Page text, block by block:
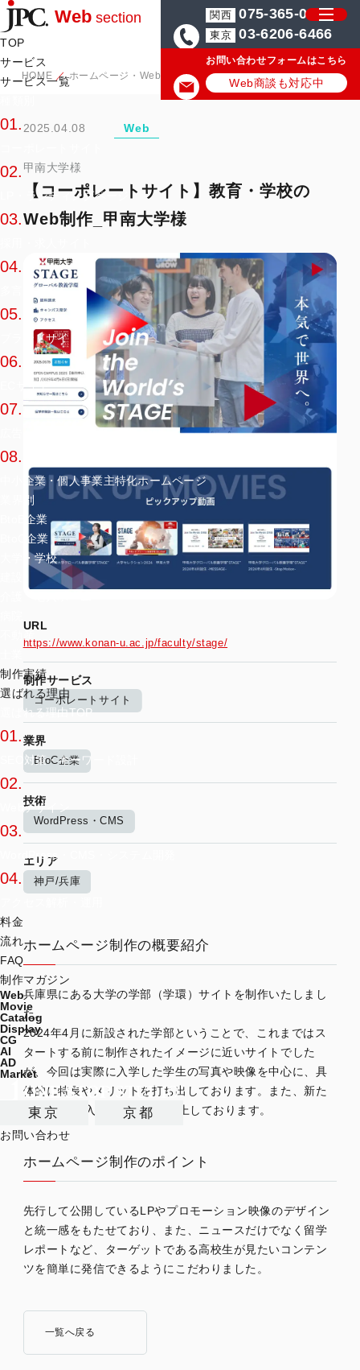
Web section
TOP
サービス
サービス一覧
01.
02.
LP・ランディングページ
03.
04.
多言語サイト
05.
ブランドサイト
06.
ECサイト
07.
08.
中小企業・個人事業主特化ホームページ
業界別
BtoB企業
BtoC企業
大学・学校
不動産
制作実績
選ばれる理由
選ばれる理由TOP
01.
SEO対策・キーワード設計
02.
Webデザイン
03.
WordPress・CMS・システム開発
04.
料金
流れ
FAQ
制作マガジン
Web
Movie
Catalog
Display
CG
AI
AD
Market
東京 京都
お問い合わせ
関西 075-365-0571
東京 03-6206-6466
お問い合わせフォームはこちら
Web商談も対応中
HOME ホームページ・Web制作の実績/事例 【コーポレートサイト
2025.04.08 Web
甲南大学様
【コーポレートサイト】教育・学校の
Web制作_甲南大学様
URL
https://www.konan-u.ac.jp/faculty/stage/
制作サービス
コーポレートサイト
業界
BtoC企業
技術
WordPress・CMS
エリア
神戸/兵庫
ホームページ制作の概要紹介
兵庫県にある大学の学部（学環）サイトを制作いたしまし
た。
2024年4月に新設された学部ということで、これまではス
タートする前に制作されたイメージに近いサイトでした
が、今回は実際に入学した学生の写真や映像を中心に、具
体的に特長やメリットを打ち出しております。また、新た
にCMSも導入し、更新性も向上しております。
ホームページ制作のポイント
先行して公開しているLPやプロモーション映像のデザイン
と統一感をもたせており、また、ニュースだけでなく留学
レポートなど、ターゲットである高校生が見たいコンテン
ツを簡単に発信できるようにこだわりました。
一覧へ戻る